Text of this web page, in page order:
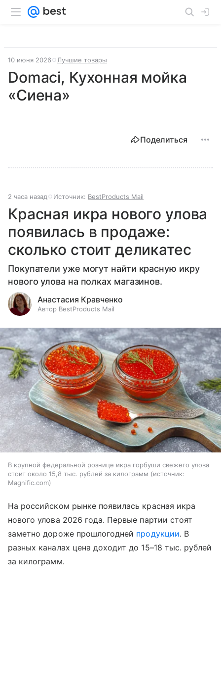
10 июня 2026 Лучшие товары
Domaci, Кухонная мойка
«Сиена»
Поделиться
2 часа назад Источник: BestProducts Mail
Красная икра нового улова
появилась в продаже:
сколько стоит деликатес
Покупатели уже могут найти красную икру
нового улова на полках магазинов.
Анастасия Кравченко
Автор BestProducts Mail
В крупной федеральной рознице икра горбуши свежего улова
стоит около 15,8 тыс. рублей за килограмм
источник:
Magnific.com
На российском рынке появилась красная икра
нового улова 2026 года. Первые партии стоят
заметно дороже прошлогодней продукции. В
разных каналах цена доходит до 15–18 тыс. рублей
за килограмм.